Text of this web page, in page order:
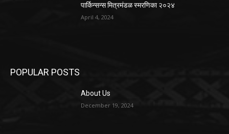
पार्किन्सन्स मित्रमंडळ स्मरणिका २०२४
April 4, 2024
POPULAR POSTS
About Us
December 19, 2024